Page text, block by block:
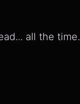
all the time.